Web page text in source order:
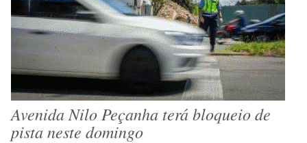
Avenida Nilo Peçanha terá bloqueio de
pista neste domingo